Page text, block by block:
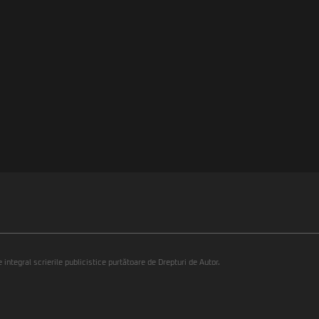
scrierile publicistice purtătoare de Drepturi de Autor.